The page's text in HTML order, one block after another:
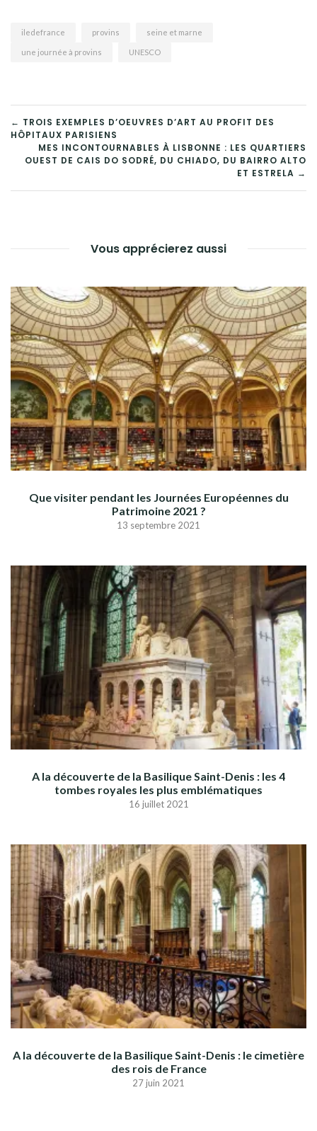
iledefrance provins seine et marne
une journée à provins UNESCO
NAVIGATION
DE
L’ARTICLE
← TROIS EXEMPLES D’OEUVRES D’ART AU PROFIT DES
HÔPITAUX PARISIENS
MES INCONTOURNABLES À LISBONNE : LES QUARTIERS
OUEST DE CAIS DO SODRÉ, DU CHIADO, DU BAIRRO ALTO
ET ESTRELA →
Vous apprécierez aussi
Que visiter pendant les Journées Européennes du
Patrimoine 2021 ?
13 septembre 2021
A la découverte de la Basilique Saint-Denis : les 4
tombes royales les plus emblématiques
16 juillet 2021
A la découverte de la Basilique Saint-Denis : le cimetière
des rois de France
27 juin 2021